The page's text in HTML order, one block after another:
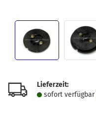
Lieferzeit:
sofort verfügbar